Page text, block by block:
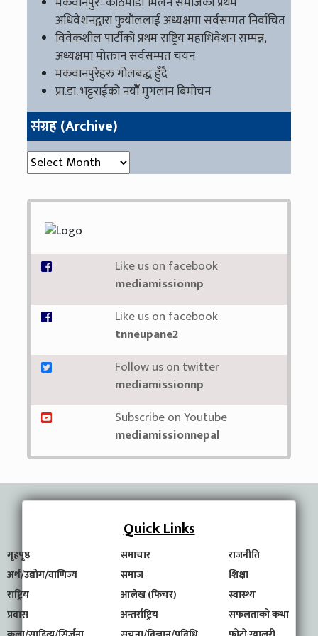
अधिवेशनद्वारा फुयाँललाई अध्यक्षमा सर्वसम्मत निर्वाचित
विवेकशील पार्टीको प्रथम राष्ट्रिय महाधिवेशन सम्पन्न,
अध्यक्षमा मोक्तान सर्वसम्मत चयन
मकवानपुरेहरु गोलबद्ध हुँदै
प्रा.डा. भट्टराईको नयाँँ मुगलान बिमोचन
संग्रह (Archive)
संग्रह (Archive)
Like us on facebook
mediamissionnp
Like us on facebook
tnneupane2
Follow us on twitter
mediamissionnp
Subscribe on Youtube
mediamissionnepal
Quick Links
गृहपृष्ठ समाचार
राजनीति
अर्थ/उद्योग/वाणिज्य
समाज
शिक्षा
राष्ट्रिय
आलेख (फिचर)
स्वास्थ्य
प्रवास
अन्तर्राष्ट्रिय
सफलताको कथा